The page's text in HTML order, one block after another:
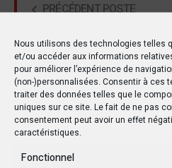
Nous utilisons des technologies telles
et/ou accéder aux informations
pour améliorer l’expérience de
(non-)personnalisées. Consentir à ces
traiter des données telles que le
uniques sur ce site. Le fait de ne pas
consentement peut avoir un effet
caractéristiques.
Fonctionnel
PRÉCÉDENT POSTE
Covid-19: Le
s’implique dans la lutte
Affaire Vital Kamerhe :